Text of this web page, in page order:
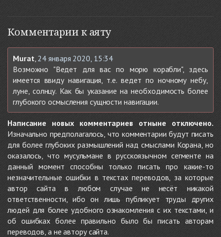
Комментарии к аяту
Murat 24 января 2020, 15:34
Возможно "Ведет для вас по морю корабли", здесь
имеется ввиду навигация, т.е. ведет по ночному небу,
луне, солнцу. Как бы указание на необходимость более
глубокого осмысления сущности навигации.
Написание новых комментариев отныне отключено.
Изначально предполагалось, что комментарии будут писать
для более глубоких размышлений над смыслами Корана, но
оказалось, что мусульмане в русскоязычном сегменте на
данный момент способны только писать про какие-то
незначительные ошибки в текстах переводов, за которые
автор сайта в любом случае не несёт никакой
ответственности, ибо он лишь публикует труды других
людей для более удобного ознакомления с их текстами, и
об ошибках более правильно было бы писать авторам
переводов, а не автору сайта.